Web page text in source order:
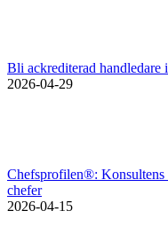
Bli ackrediterad
2026-04-29
Chefsprofilen®: Konsultens
chefer
2026-04-15